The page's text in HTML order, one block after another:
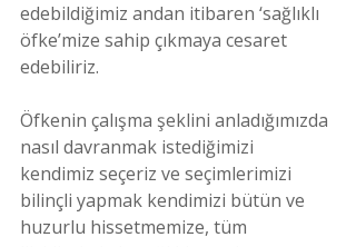
edebildiğimiz andan itibaren ‘sağlıklı
öfke’mize sahip çıkmaya cesaret
edebiliriz.
Öfkenin çalışma şeklini anladığımızda
nasıl davranmak istediğimizi
kendimiz seçeriz ve seçimlerimizi
bilinçli yapmak kendimizi bütün ve
huzurlu hissetmemize, tüm